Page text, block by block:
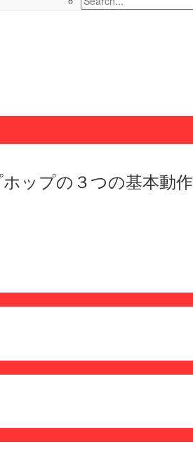
ホップの３つの基本動作